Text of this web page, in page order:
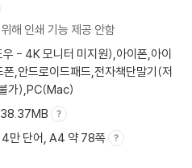
해 인쇄 기능 제공 안함
- 4K 모니터 미지원),아이폰,아이
,안드로이드패드,전자책단말기(저
가),PC(Mac)
4만 단어, A4 약 78쪽